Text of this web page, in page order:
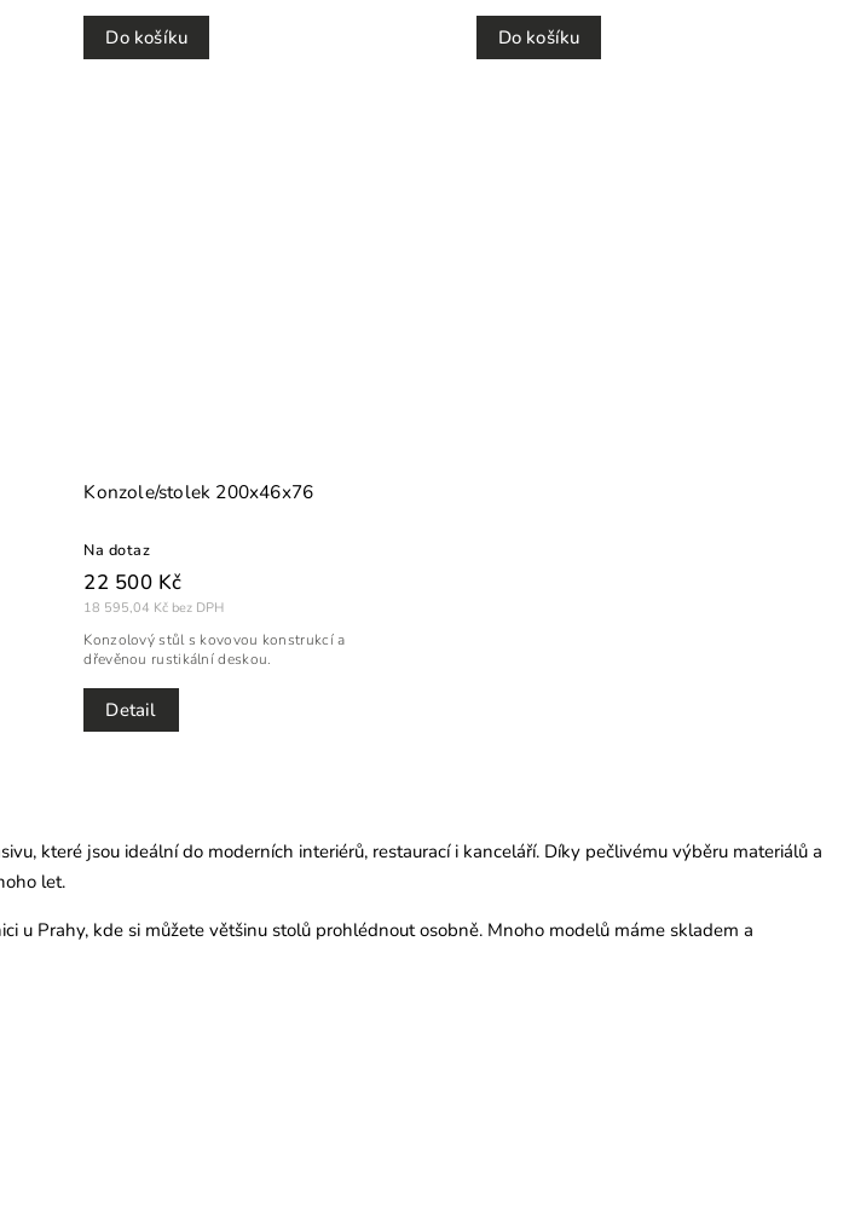
Do košíku Do košíku
Konzole/stolek 200x46x76
Na dotaz
18 595,04 Kč bez DPH
22 500 Kč
Detail
Konzolový stůl s kovovou konstrukcí a
dřevěnou rustikální deskou.
které jsou ideální do moderních interiérů, restaurací i kanceláří. Díky pečlivému výběru materiálů a
let.
u Prahy, kde si můžete většinu stolů prohlédnout osobně. Mnoho modelů máme skladem a